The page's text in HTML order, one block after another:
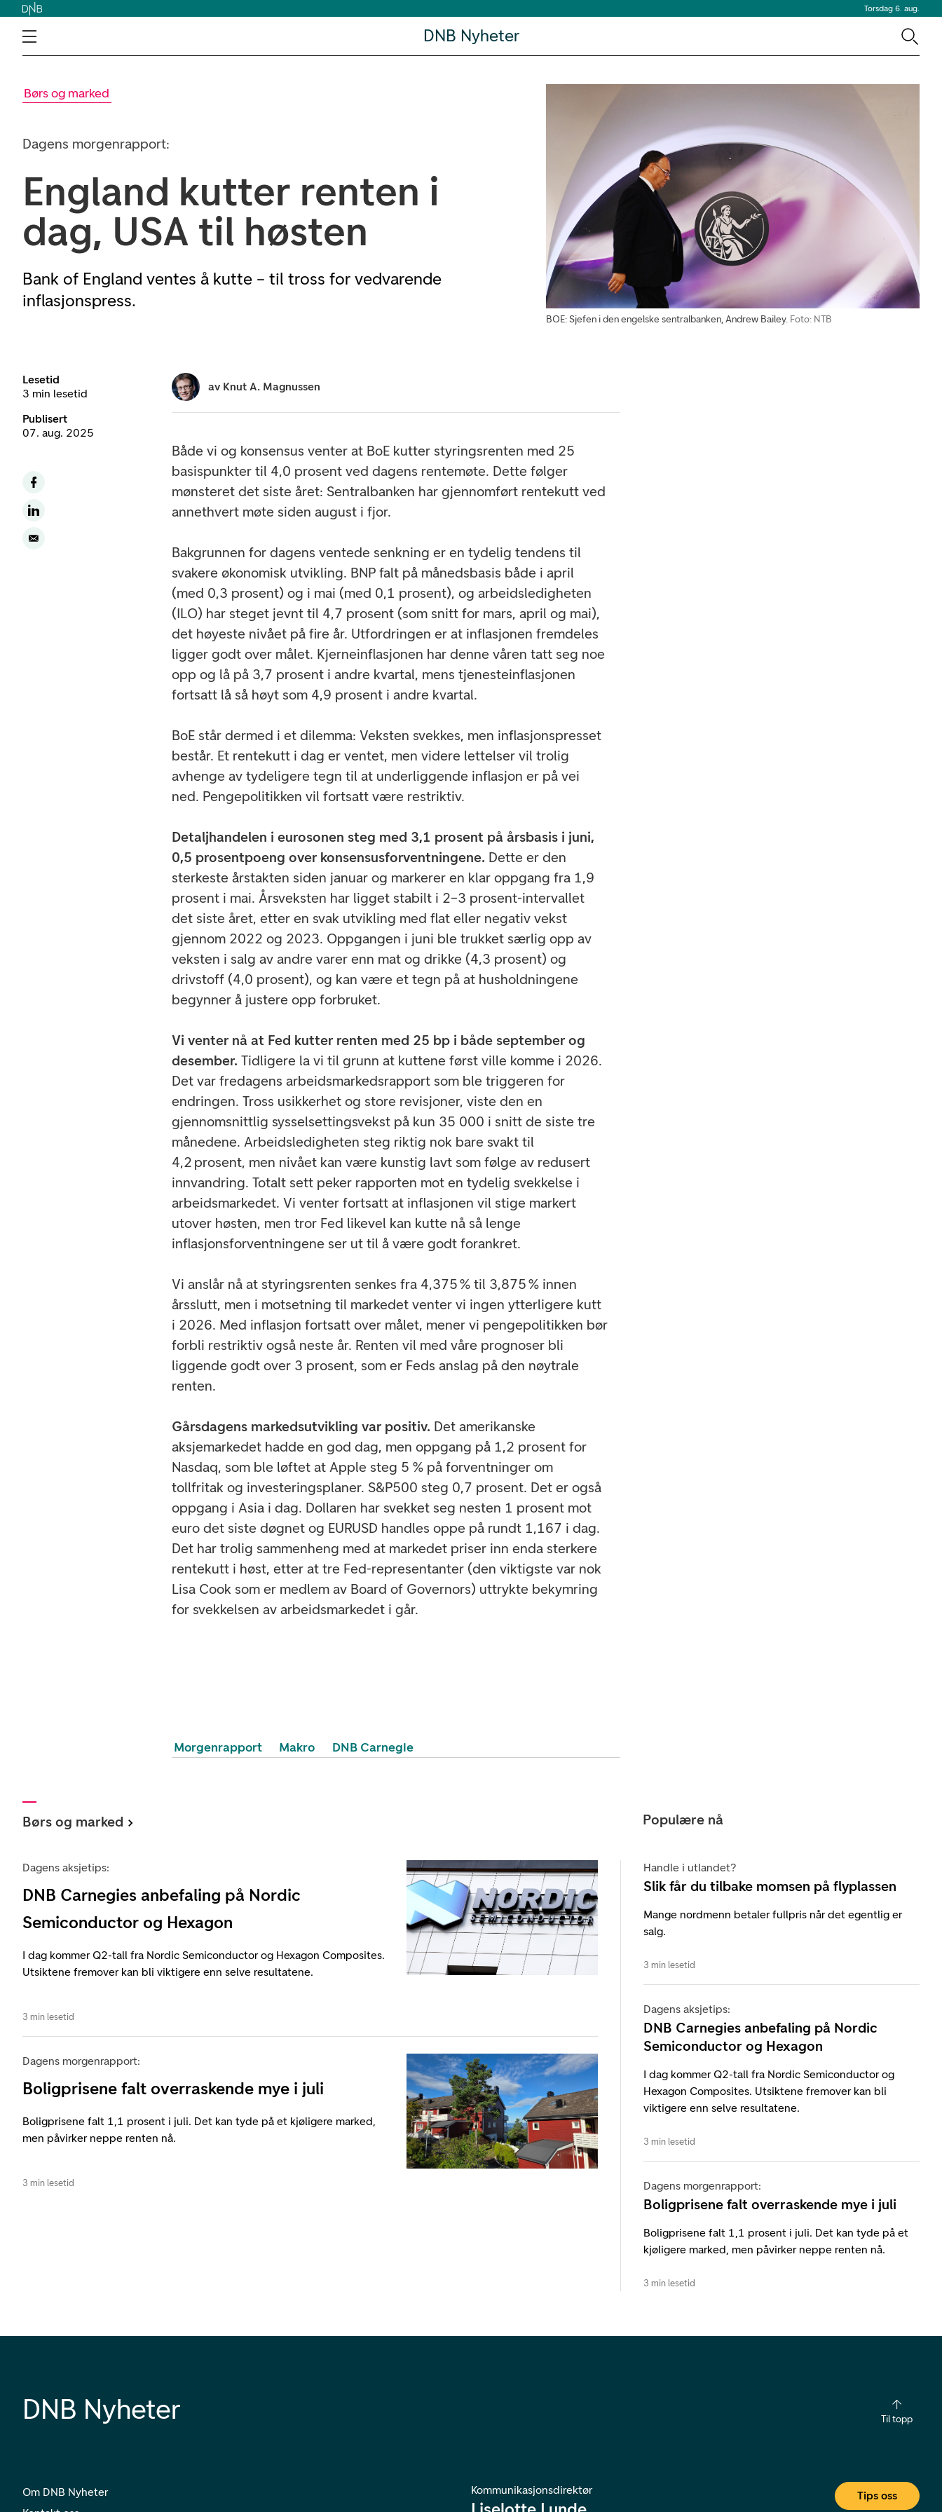
Torsdag 6. aug.
DNB Nyheter
Børs og marked
Dagens morgenrapport:
England kutter renten i
dag, USA til høsten
Bank of England ventes å kutte – til tross for vedvarende
inflasjonspress.
BOE: Sjefen i den engelske sentralbanken, Andrew Bailey. Foto: NTB
Lesetid
3 min lesetid
Publisert
07. aug. 2025
av Knut A. Magnussen
Både vi og konsensus venter at BoE kutter styringsrenten med 25
basispunkter til 4,0 prosent ved dagens rentemøte. Dette følger
mønsteret det siste året: Sentralbanken har gjennomført rentekutt ved
annethvert møte siden august i fjor.
Bakgrunnen for dagens ventede senkning er en tydelig tendens til
svakere økonomisk utvikling. BNP falt på månedsbasis både i april
(med 0,3 prosent) og i mai (med 0,1 prosent), og arbeidsledigheten
(ILO) har steget jevnt til 4,7 prosent (som snitt for mars, april og mai),
det høyeste nivået på fire år. Utfordringen er at inflasjonen fremdeles
ligger godt over målet. Kjerneinflasjonen har denne våren tatt seg noe
opp og lå på 3,7 prosent i andre kvartal, mens tjenesteinflasjonen
fortsatt lå så høyt som 4,9 prosent i andre kvartal.
BoE står dermed i et dilemma: Veksten svekkes, men inflasjonspresset
består. Et rentekutt i dag er ventet, men videre lettelser vil trolig
avhenge av tydeligere tegn til at underliggende inflasjon er på vei
ned. Pengepolitikken vil fortsatt være restriktiv.
Detaljhandelen i eurosonen steg med 3,1 prosent på årsbasis i juni,
0,5 prosentpoeng over konsensusforventningene. Dette er den
sterkeste årstakten siden januar og markerer en klar oppgang fra 1,9
prosent i mai. Årsveksten har ligget stabilt i 2–3 prosent-intervallet
det siste året, etter en svak utvikling med flat eller negativ vekst
gjennom 2022 og 2023. Oppgangen i juni ble trukket særlig opp av
veksten i salg av andre varer enn mat og drikke (4,3 prosent) og
drivstoff (4,0 prosent), og kan være et tegn på at husholdningene
begynner å justere opp forbruket.
Vi venter nå at Fed kutter renten med 25 bp i både september og
desember. Tidligere la vi til grunn at kuttene først ville komme i 2026.
Det var fredagens arbeidsmarkedsrapport som ble triggeren for
endringen. Tross usikkerhet og store revisjoner, viste den en
gjennomsnittlig sysselsettingsvekst på kun 35 000 i snitt de siste tre
månedene. Arbeidsledigheten steg riktig nok bare svakt til
4,2 prosent, men nivået kan være kunstig lavt som følge av redusert
innvandring. Totalt sett peker rapporten mot en tydelig svekkelse i
arbeidsmarkedet. Vi venter fortsatt at inflasjonen vil stige markert
utover høsten, men tror Fed likevel kan kutte nå så lenge
inflasjonsforventningene ser ut til å være godt forankret.
Vi anslår nå at styringsrenten senkes fra 4,375 % til 3,875 % innen
årsslutt, men i motsetning til markedet venter vi ingen ytterligere kutt
i 2026. Med inflasjon fortsatt over målet, mener vi pengepolitikken bør
forbli restriktiv også neste år. Renten vil med våre prognoser bli
liggende godt over 3 prosent, som er Feds anslag på den nøytrale
renten.
Gårsdagens markedsutvikling var positiv. Det amerikanske
aksjemarkedet hadde en god dag, men oppgang på 1,2 prosent for
Nasdaq, som ble løftet at Apple steg 5 % på forventninger om
tollfritak og investeringsplaner. S&P500 steg 0,7 prosent. Det er også
oppgang i Asia i dag. Dollaren har svekket seg nesten 1 prosent mot
euro det siste døgnet og EURUSD handles oppe på rundt 1,167 i dag.
Det har trolig sammenheng med at markedet priser inn enda sterkere
rentekutt i høst, etter at tre Fed-representanter (den viktigste var nok
Lisa Cook som er medlem av Board of Governors) uttrykte bekymring
for svekkelsen av arbeidsmarkedet i går.
Morgenrapport Makro DNB Carnegie
Børs og marked
Dagens aksjetips:
DNB Carnegies anbefaling på Nordic
Semiconductor og Hexagon
I dag kommer Q2-tall fra Nordic Semiconductor og Hexagon Composites.
Utsiktene fremover kan bli viktigere enn selve resultatene.
3 min lesetid
Dagens morgenrapport:
Boligprisene falt overraskende mye i juli
Boligprisene falt 1,1 prosent i juli. Det kan tyde på et kjøligere marked,
men påvirker neppe renten nå.
3 min lesetid
Populære nå
Handle i utlandet?
Slik får du tilbake momsen på flyplassen
Mange nordmenn betaler fullpris når det egentlig er
salg.
3 min lesetid
Dagens aksjetips:
DNB Carnegies anbefaling på Nordic
Semiconductor og Hexagon
I dag kommer Q2-tall fra Nordic Semiconductor og
Hexagon Composites. Utsiktene fremover kan bli
viktigere enn selve resultatene.
3 min lesetid
Dagens morgenrapport:
Boligprisene falt overraskende mye i juli
Boligprisene falt 1,1 prosent i juli. Det kan tyde på et
kjøligere marked, men påvirker neppe renten nå.
3 min lesetid
DNB Nyheter Til topp
Om DNB Nyheter
Kommunikasjonsdirektør Tips oss